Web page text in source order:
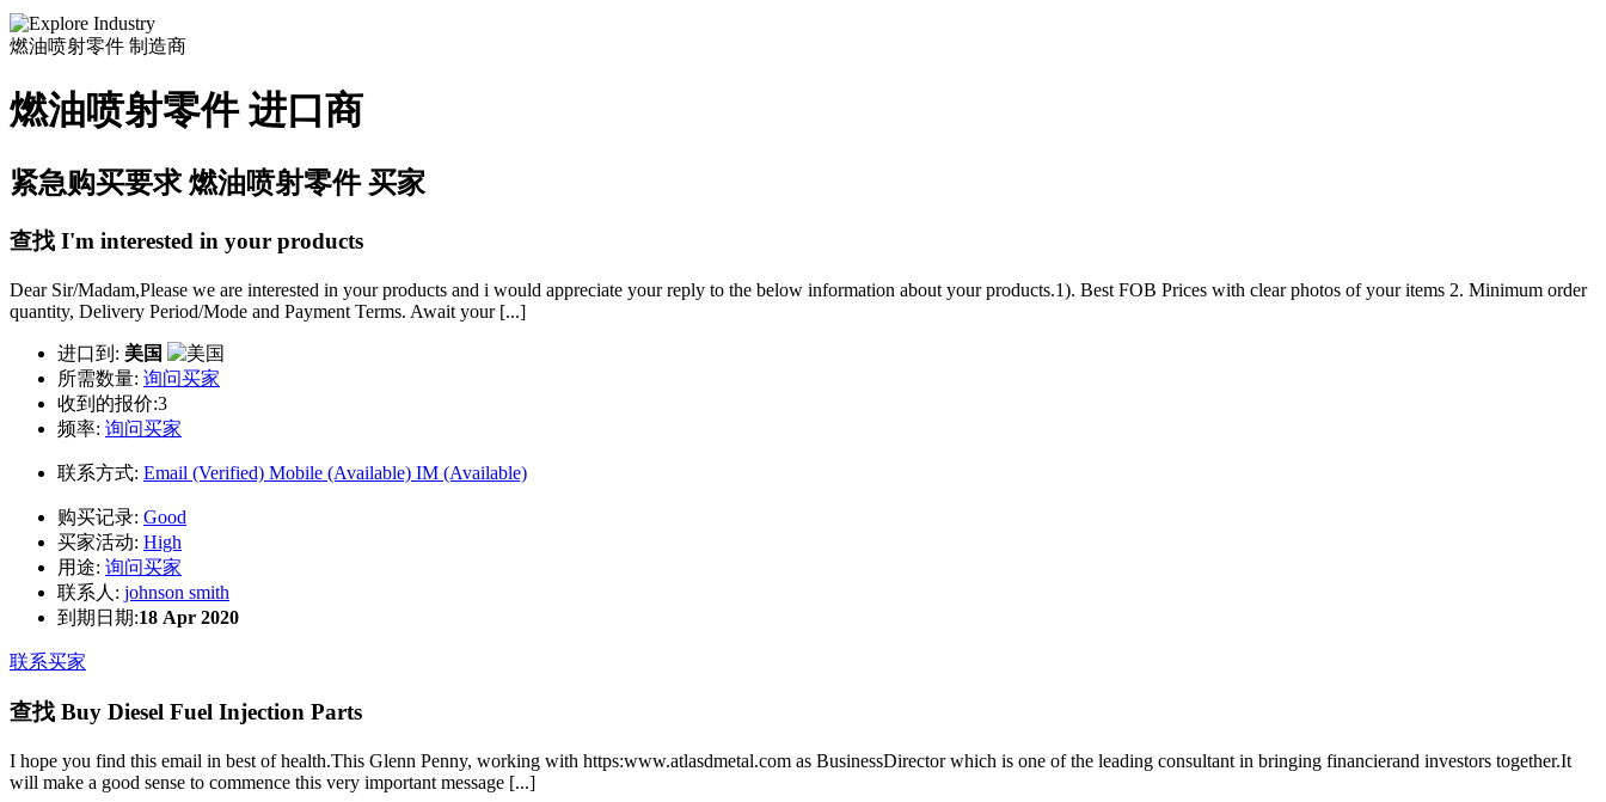
燃油喷射零件 制造商
燃油喷射零件 进口商
紧急购买要求 燃油喷射零件 买家
查找 I'm interested in your products
Dear Sir/Madam,Please we are interested in your products and i would appreciate your reply to the below information about your products.1). Best FOB Prices with clear photos of your items 2. Minimum order
quantity, Delivery Period/Mode and Payment Terms. Await your [...]
进口到: 美国
所需数量: 询问买家
收到的报价:3
频率: 询问买家
联系方式: Email (Verified) Mobile (Available) IM (Available)
购买记录: Good
买家活动: High
用途: 询问买家
联系人: johnson smith
到期日期:18 Apr 2020
联系买家
查找 Buy Diesel Fuel Injection Parts
I hope you find this email in best of health.This Glenn Penny, working with https:www.atlasdmetal.com as BusinessDirector which is one of the leading consultant in bringing financierand investors together.It
will make a good sense to commence this very important message [...]